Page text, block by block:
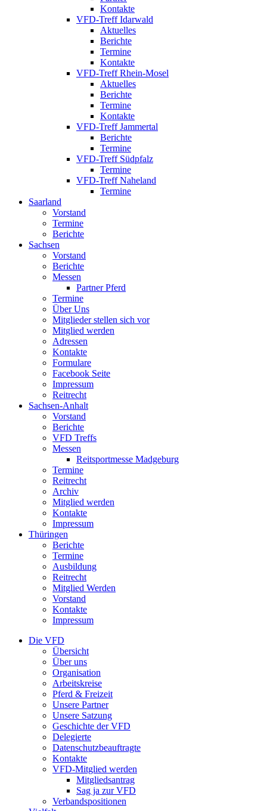
Kontakte
VFD-Treff Idarwald
Aktuelles
Berichte
Termine
Kontakte
VFD-Treff Rhein-Mosel
Aktuelles
Berichte
Termine
Kontakte
VFD-Treff Jammertal
Berichte
Termine
VFD-Treff Südpfalz
Termine
VFD-Treff Naheland
Termine
Saarland
Vorstand
Termine
Berichte
Sachsen
Vorstand
Berichte
Messen
Partner Pferd
Termine
Über Uns
Mitglieder stellen sich vor
Mitglied werden
Adressen
Kontakte
Formulare
Facebook Seite
Impressum
Reitrecht
Sachsen-Anhalt
Vorstand
Berichte
VFD Treffs
Messen
Reitsportmesse Madgeburg
Termine
Reitrecht
Archiv
Mitglied werden
Kontakte
Impressum
Thüringen
Berichte
Termine
Ausbildung
Reitrecht
Mitglied Werden
Vorstand
Kontakte
Impressum
Die VFD
Übersicht
Über uns
Organisation
Arbeitskreise
Pferd & Freizeit
Unsere Partner
Unsere Satzung
Geschichte der VFD
Delegierte
Datenschutzbeauftragte
Kontakte
VFD-Mitglied werden
Mitgliedsantrag
Sag ja zur VFD
Verbandspositionen